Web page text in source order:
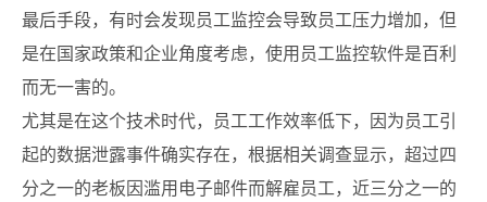
最后手段，有时会发现员工监控会导致员工压力增加，但
是在国家政策和企业角度考虑，使用员工监控软件是百利
而无一害的。
尤其是在这个技术时代，员工工作效率低下，因为员工引
起的数据泄露事件确实存在，根据相关调查显示，超过四
分之一的老板因滥用电子邮件而解雇员工，近三分之一的